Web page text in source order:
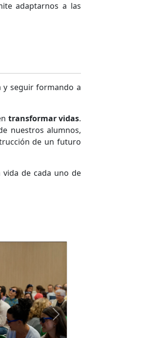
adaptarnos a las
y seguir formando a
transformar vidas.
nuestros alumnos,
de un futuro
de cada uno de
Next